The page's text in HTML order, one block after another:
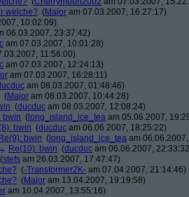
welche? (Major am 07.03.2007, 16:27:17)
10:02:09)
06.03.2007, 23:37:42)
am 07.03.2007, 10:01:28)
11:56:00)
am 07.03.2007, 12:24:13)
am 07.03.2007, 16:28:11)
am 08.03.2007, 01:48:46)
(Major am 08.03.2007, 10:44:28)
(ducduc am 08.03.2007, 12:08:24)
bwin ( long_island_ice_tea am 05.06.2007,
bwin (ducduc am 06.06.2007, 18:25:22)
Re(9): bwin ( long_island_ice_tea am
Re(10): bwin (ducduc am 06.06.2007,
(stefs am 26.03.2007, 17:47:47)
(-Transformer2K- am 07.04.2007, 21:14:46)
(Major am 13.04.2007, 19:19:58)
am 10.04.2007, 13:55:16)